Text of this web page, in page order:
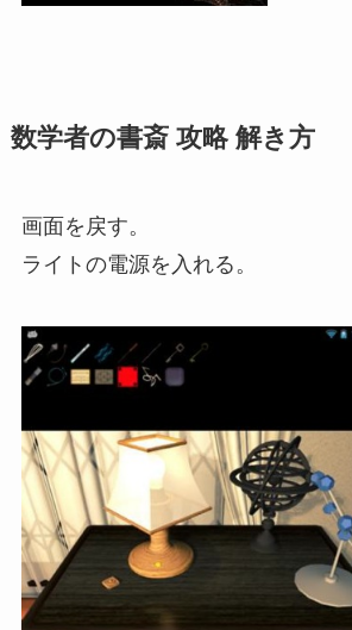
数学者の書斎 攻略 解き方
画面を戻す。
ライトの電源を入れる。